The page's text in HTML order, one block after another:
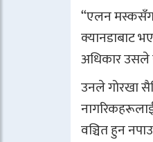
“एलन मस्कसँग
क्यानडाबाट
अधिकार उसले
उनले गोरखा
वञ्चित हुन